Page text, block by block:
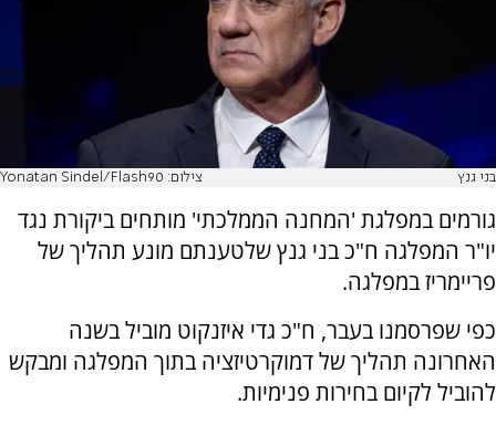
בני גנץ צילום: Yonatan Sindel/Flash90
גורמים במפלגת 'המחנה הממלכתי' מותחים ביקורת נגד
יו"ר המפלגה ח"כ בני גנץ שלטענתם מונע תהליך של
פריימריז במפלגה.
כפי שפרסמנו בעבר, ח"כ גדי איזנקוט מוביל בשנה
האחרונה תהליך של דמוקרטיזציה בתוך המפלגה ומבקש
להוביל לקיום בחירות פנימיות.